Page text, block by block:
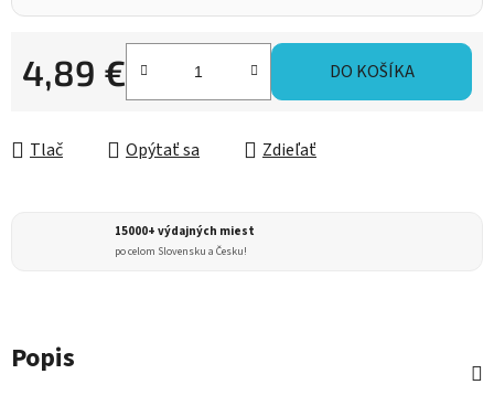
4,89 €
Jednotková cena:
DO KOŠÍKA
Tlač Opýtať sa Zdieľať
15000+ výdajných miest
po celom Slovensku a Česku!
Popis